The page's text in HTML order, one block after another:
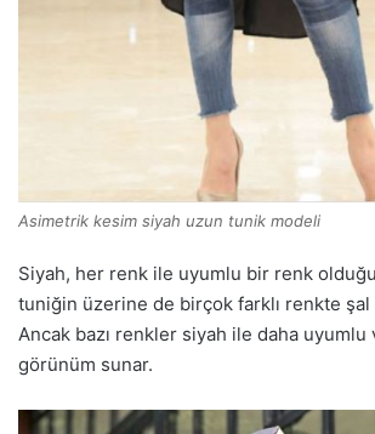
Asimetrik kesim siyah uzun tunik modeli
Siyah, her renk ile uyumlu bir renk
tuniğin üzerine de birçok farklı renkte şal
Ancak bazı renkler siyah ile daha uyumlu
görünüm sunar.